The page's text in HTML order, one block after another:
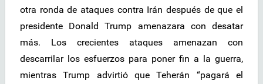
otra ronda de ataques contra Irán después de que el
presidente Donald Trump amenazara con desatar
más. Los crecientes ataques amenazan con
descarrilar los esfuerzos para poner fin a la guerra,
mientras Trump advirtió que Teherán “pagará el